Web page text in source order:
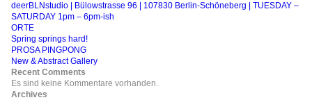
deerBLNstudio | Bülowstrasse 96 | 107830 Berlin-Schöneberg | TUESDAY –
SATURDAY 1pm – 6pm-ish
ORTE
Spring springs hard!
PROSA PINGPONG
New & Abstract Gallery
Recent Comments
Es sind keine Kommentare vorhanden.
Archives